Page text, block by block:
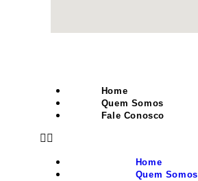
Home
Quem Somos
Fale Conosco
Home
Quem Somos